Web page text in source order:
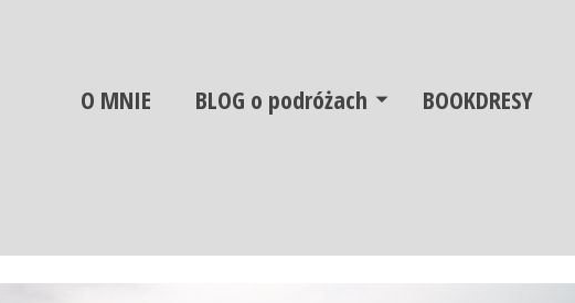
O MNIE BLOG o podróżach BOOKDRESY